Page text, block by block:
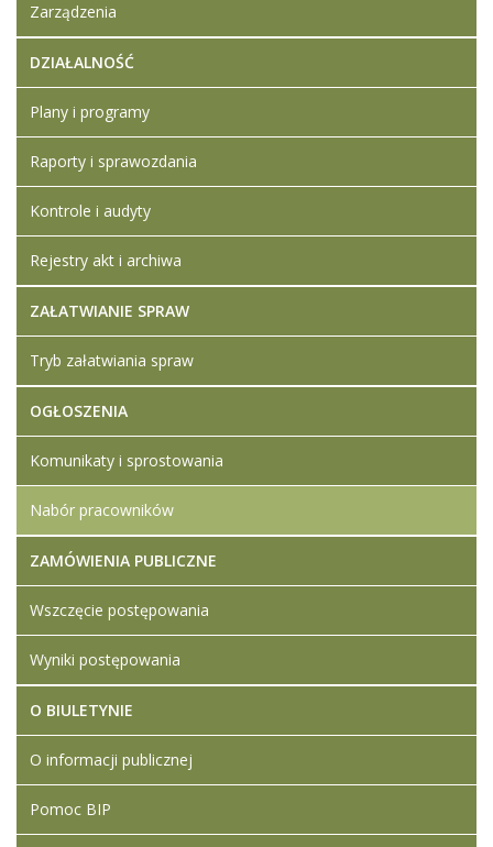
Zarządzenia
DZIAŁALNOŚĆ
Plany i programy
Raporty i sprawozdania
Kontrole i audyty
Rejestry akt i archiwa
ZAŁATWIANIE SPRAW
Tryb załatwiania spraw
OGŁOSZENIA
Komunikaty i sprostowania
Nabór pracowników
ZAMÓWIENIA PUBLICZNE
Wszczęcie postępowania
Wyniki postępowania
O BIULETYNIE
O informacji publicznej
Pomoc BIP